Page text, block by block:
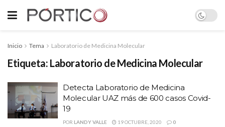
Inicio Tema Laboratorio de Medicina Molecular
Etiqueta: Laboratorio de Medicina Molecular
Detecta Laboratorio de Medicina
Molecular UAZ más de 600 casos Covid-
19
POR LANDY VALLE 19 OCTUBRE, 2020 0